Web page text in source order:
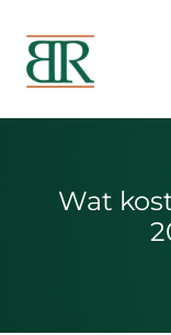
naar
inhoud
Wat